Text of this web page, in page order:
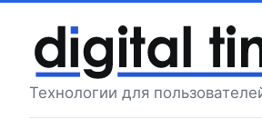
содержимому
Технологии для